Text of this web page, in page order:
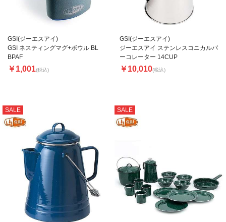
GSI(ジーエスアイ)
GSI ネスティングマグ+ボウル BL
BPAF
￥1,001(税込)
GSI(ジーエスアイ)
ジーエスアイ ステンレスコニカルパ
ーコレーター 14CUP
￥10,010(税込)
SALE SALE